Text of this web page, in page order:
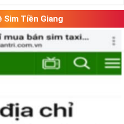
Sim Tiền Giang